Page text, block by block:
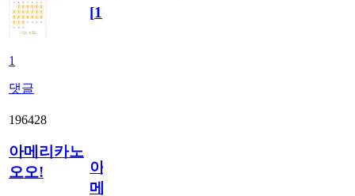
1
댓글
[1]
196428
아메리카노
오오!
아
메